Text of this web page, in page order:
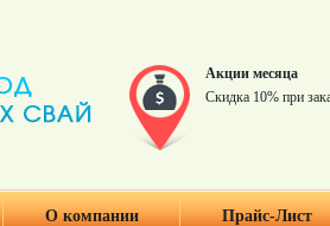
Акции месяца
Скидка 10% при
О компании Прайс-Лист